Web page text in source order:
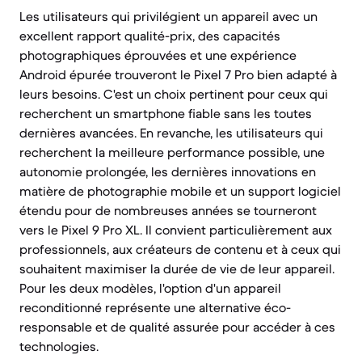
Les utilisateurs qui privilégient un appareil avec un
excellent rapport qualité-prix, des capacités
photographiques éprouvées et une expérience
Android épurée trouveront le Pixel 7 Pro bien adapté à
leurs besoins. C'est un choix pertinent pour ceux qui
recherchent un smartphone fiable sans les toutes
dernières avancées. En revanche, les utilisateurs qui
recherchent la meilleure performance possible, une
autonomie prolongée, les dernières innovations en
matière de photographie mobile et un support logiciel
étendu pour de nombreuses années se tourneront
vers le Pixel 9 Pro XL. Il convient particulièrement aux
professionnels, aux créateurs de contenu et à ceux qui
souhaitent maximiser la durée de vie de leur appareil.
Pour les deux modèles, l'option d'un appareil
reconditionné représente une alternative éco-
responsable et de qualité assurée pour accéder à ces
technologies.